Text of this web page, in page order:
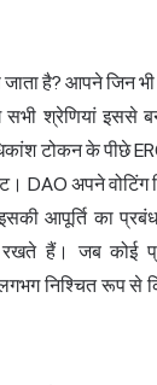
जाता है? आपने जिन
सभी श्रेणियां इससे
टोकन के पीछे
DAO अपने वोटिंग
आपूर्ति का
हैं। जब कोई
निश्चित रूप से